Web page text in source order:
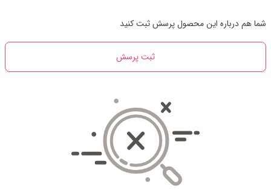
شما هم درباره این محصول پرسش ثبت کنید
ثبت پرسش